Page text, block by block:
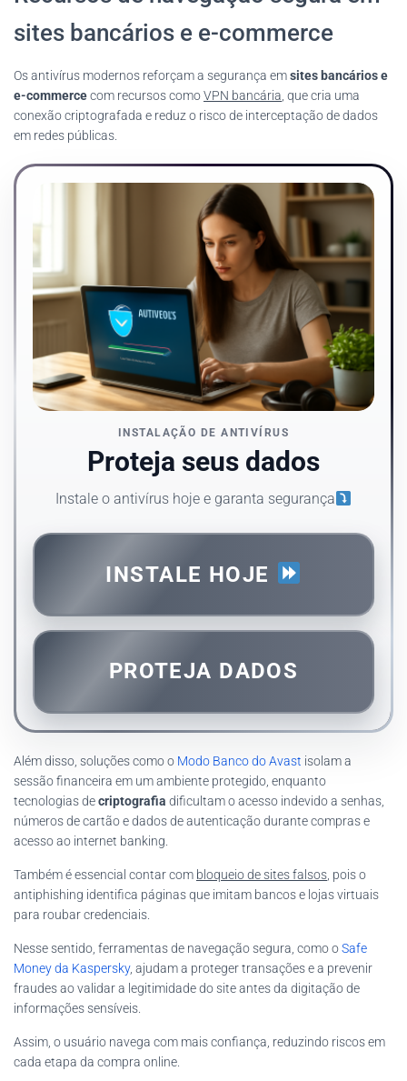
sites bancários e e-commerce
Os antivírus modernos reforçam a segurança emsites bancários e
e-commercecom recursos comoVPN bancária, que cria uma
conexão criptografada e reduz o risco de interceptação de dados
em redes públicas.
INSTALAÇÃO DE ANTIVÍRUS
Proteja seus dados
Instale o antivírus hoje e garanta segurança
INSTALE HOJE
PROTEJA DADOS
Além disso, soluções como o Modo Banco do Avast isolam a
sessão financeira em um ambiente protegido, enquanto
tecnologias decriptografia dificultam o acesso indevido a senhas,
números de cartão e dados de autenticação durante compras e
acesso ao internet banking.
Também é essencial contar com bloqueio de sites falsos , pois o
antiphishing identifica páginas que imitam bancos e lojas virtuais
para roubar credenciais.
Nesse sentido, ferramentas de navegação segura, como oSafe
Money da Kaspersky, ajudam a proteger transações e a prevenir
fraudes ao validar a legitimidade do site antes da digitação de
informações sensíveis.
Assim, o usuário navega com mais confiança, reduzindo riscos em
cada etapa da compra online.